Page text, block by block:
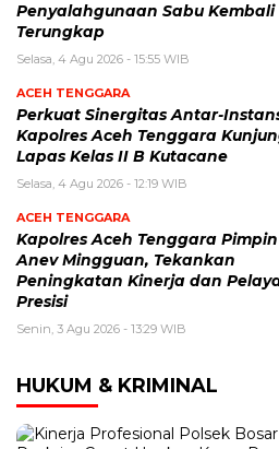
Penyalahgunaan Sabu Kembali
Terungkap
Selasa, 4 Agu 2026 - 15:55 WIB
ACEH TENGGARA
Perkuat Sinergitas Antar-
Kapolres Aceh Tenggara
Lapas Kelas II B Kutacane
Selasa, 4 Agu 2026 - 12:19 WIB
ACEH TENGGARA
Kapolres Aceh Tenggara Pimpin
Anev Mingguan, Tekankan
Peningkatan Kinerja dan
Presisi
Senin, 3 Agu 2026 - 13:29 WIB
HUKUM & KRIMINAL